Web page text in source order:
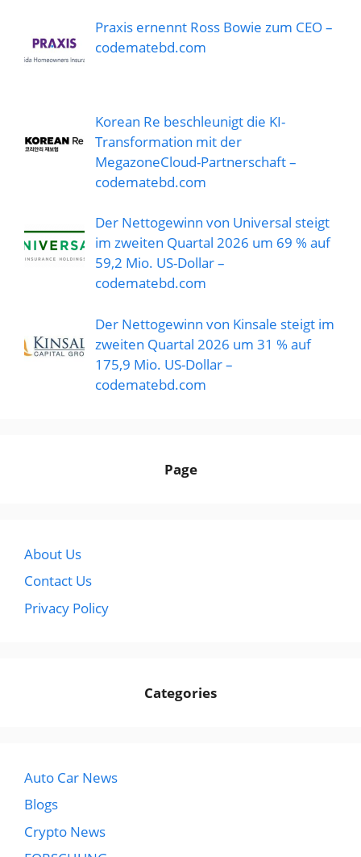
Praxis ernennt Ross Bowie zum CEO –
codematebd.com
Korean Re beschleunigt die KI-
Transformation mit der
MegazoneCloud-Partnerschaft –
codematebd.com
Der Nettogewinn von Universal steigt
im zweiten Quartal 2026 um 69 % auf
59,2 Mio. US-Dollar –
codematebd.com
Der Nettogewinn von Kinsale steigt im
zweiten Quartal 2026 um 31 % auf
175,9 Mio. US-Dollar –
codematebd.com
Page
About Us
Contact Us
Privacy Policy
Categories
Auto Car News
Blogs
Crypto News